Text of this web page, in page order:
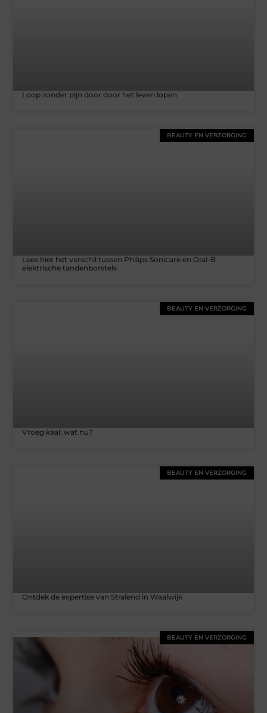
Loop zonder pijn door door het leven lopen
BEAUTY EN VERZORGING
Lees hier het verschil tussen Philips Sonicare en Oral-B
elektrische tandenborstels
BEAUTY EN VERZORGING
Vroeg kaal; wat nu?
BEAUTY EN VERZORGING
Ontdek de expertise van Stralend in Waalwijk
BEAUTY EN VERZORGING